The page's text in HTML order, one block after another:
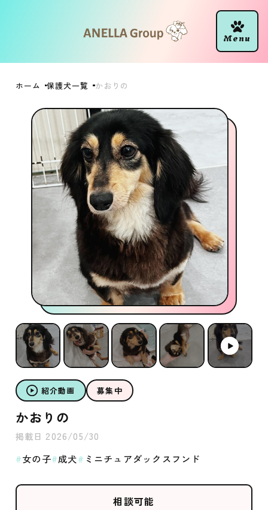
ホーム 保護犬一覧 かおりの
紹介動画 募集中
かおりの
掲載日 2026/05/30
女の子 成犬 ミニチュアダックスフンド
相談可能